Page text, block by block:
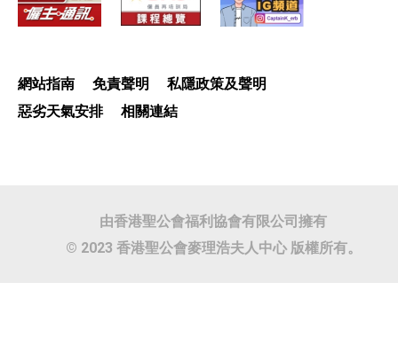
網站指南 免責聲明
私隱政策及聲明
惡劣天氣安排
相關連結
由香港聖公會福利協會有限公司擁有
© 2023 香港聖公會麥理浩夫人中心 版權所有。